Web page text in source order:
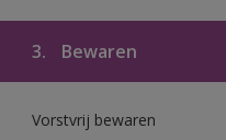
3. Bewaren
Vorstvrij bewaren